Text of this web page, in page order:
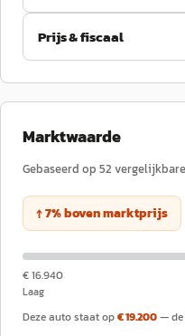
Prijs & fiscaal
Marktwaarde
Gebaseerd op 52 vergelijkbare
↑7%bovenmarktprijs
€ 16.940
Laag
Deze auto staat op€ 19.200— de